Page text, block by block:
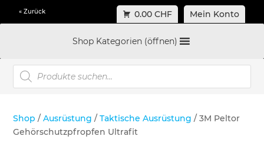
« Zurück 0.00 CHF Mein Konto
Shop Kategorien (öffnen)
Products
search
Shop /Ausrüstung /Taktische Ausrüstung / 3M Peltor
Gehörschutzpfropfen Ultrafit